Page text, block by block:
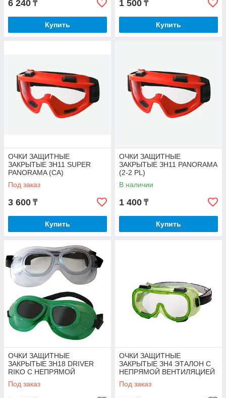
6 240 ₸
Купить
1 500 ₸
Купить
ОЧКИ ЗАЩИТНЫЕ
ЗАКРЫТЫЕ ЗН11 SUPER
PANORAMA (CA)
Под заказ
3 600 ₸
Купить
ОЧКИ ЗАЩИТНЫЕ
ЗАКРЫТЫЕ ЗН11 PANORAMA
(2-2 PL)
В наличии
1 400 ₸
Купить
ОЧКИ ЗАЩИТНЫЕ
ЗАКРЫТЫЕ ЗН18 DRIVER
RIKO С НЕПРЯМОЙ
ВЕНТИЛЯЦИЕЙ
Под заказ
ОЧКИ ЗАЩИТНЫЕ
ЗАКРЫТЫЕ ЗН4 ЭТАЛОН С
НЕПРЯМОЙ ВЕНТИЛЯЦИЕЙ
Под заказ